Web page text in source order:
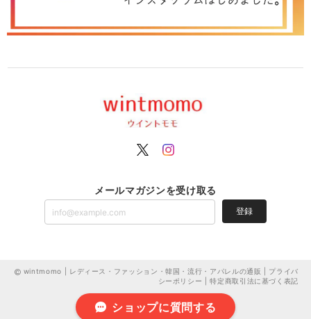
メールマガジンを受け取る
登録
wintmomo | レディース・ファッション・韓国・流行・アパレルの通販 | プライバ
シーポリシー
|特定商取引法に基づく表記
ショップに質問する